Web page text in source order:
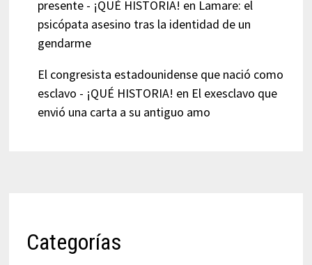
presente - ¡QUÉ HISTORIA! en Lamare: el
psicópata asesino tras la identidad de un
gendarme
El congresista estadounidense que nació como
esclavo - ¡QUÉ HISTORIA! en El exesclavo que
envió una carta a su antiguo amo
Categorías